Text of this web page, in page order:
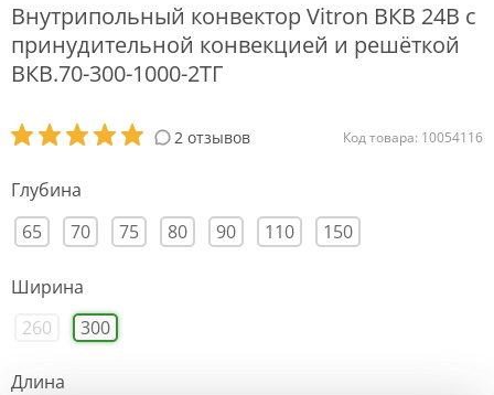
Внутрипольный конвектор Vitron ВКВ 24В с
принудительной конвекцией и решёткой
ВКВ.70-300-1000-2ТГ
2 отзывов Код товара: 10054116
Глубина
65
70 75 80 90 110 150
Ширина
260
300
Длина